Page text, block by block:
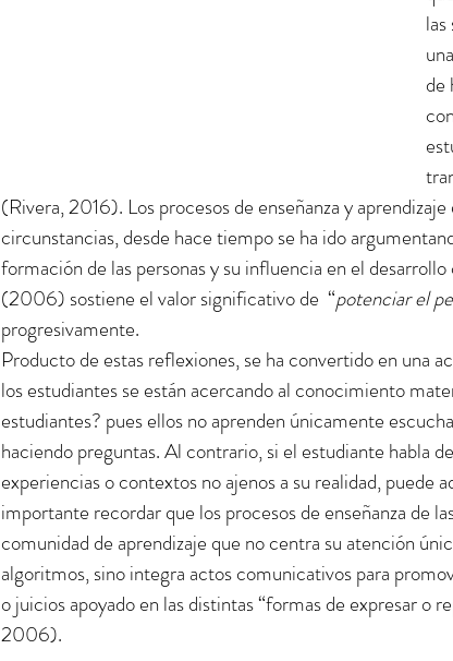
de
(Rivera, 2016). Los procesos de enseñanza y
circunstancias, desde hace tiempo se ha ido
formación de las personas y su influencia en el
(2006) sostiene el valor significativo de  “potenciar el
progresivamente.
Producto de estas reflexiones, se ha convertido en una
los estudiantes se están acercando al conocimiento
estudiantes? pues ellos no aprenden únicamente
haciendo preguntas. Al contrario, si el estudiante habla
experiencias o contextos no ajenos a su realidad, puede
importante recordar que los procesos de enseñanza de
comunidad de aprendizaje que no centra su atención
algoritmos, sino integra actos comunicativos para
o juicios apoyado en las distintas “formas de expresar
2006).